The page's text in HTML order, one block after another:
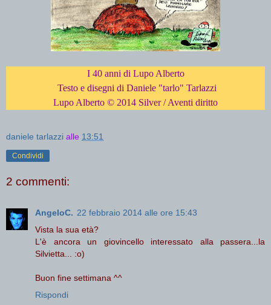
I 40 anni di Lupo Alberto
Testo e disegni di Daniele "tarlo" Tarlazzi
Lupo Alberto © 2014 Silver / Aventi diritto
daniele tarlazzi alle 13:51
Condividi
2 commenti:
AngeloC. 22 febbraio 2014 alle ore 15:43
Vista la sua età?
L'è ancora un giovincello interessato alla passera...la
Silvietta... :o)
Buon fine settimana ^^
Rispondi